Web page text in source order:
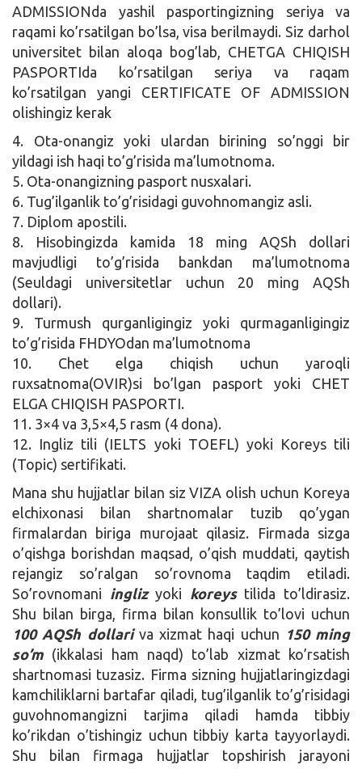
ADMISSIONda yashil pasportingizning seriya va
raqami ko’rsatilgan bo’lsa, visa berilmaydi. Siz darhol
universitet bilan aloqa bog’lab, CHETGA CHIQISH
PASPORTIda ko’rsatilgan seriya va raqam
ko’rsatilgan yangi CERTIFICATE OF ADMISSION
olishingiz kerak
4. Ota-onangiz yoki ulardan birining so’nggi bir
yildagi ish haqi to’g’risida ma’lumotnoma.
5. Ota-onangizning pasport nusxalari.
6. Tug’ilganlik to’g’risidagi guvohnomangiz asli.
7. Diplom apostili.
8. Hisobingizda kamida 18 ming AQSh dollari
mavjudligi to’g’risida bankdan ma’lumotnoma
(Seuldagi universitetlar uchun 20 ming AQSh
dollari).
9. Turmush qurganligingiz yoki qurmaganligingiz
to’g’risida FHDYOdan ma’lumotnoma
10. Chet elga chiqish uchun yaroqli
ruxsatnoma(OVIR)si bo’lgan pasport yoki CHET
ELGA CHIQISH PASPORTI.
11. 3×4 va 3,5×4,5 rasm (4 dona).
12. Ingliz tili (IELTS yoki TOEFL) yoki Koreys tili
(Topic) sertifikati.
Mana shu hujjatlar bilan siz VIZA olish uchun Koreya
elchixonasi bilan shartnomalar tuzib qo’ygan
firmalardan biriga murojaat qilasiz. Firmada sizga
o’qishga borishdan maqsad, o’qish muddati, qaytish
rejangiz so’ralgan so’rovnoma taqdim etiladi.
So’rovnomani
ingliz yoki koreystilida to’ldirasiz.
Shu bilan birga, firma bilan konsullik to’lovi uchun
100 AQSh dollariva xizmat haqi uchun 150 ming
so’m (ikkalasi ham naqd) to’lab xizmat ko’rsatish
shartnomasi tuzasiz. Firma sizning hujjatlaringizdagi
kamchiliklarni bartafar qiladi, tug’ilganlik to’g’risidagi
guvohnomangizni tarjima qiladi hamda tibbiy
ko’rikdan o’tishingiz uchun tibbiy karta tayyorlaydi.
Shu bilan firmaga hujjatlar topshirish jarayoni